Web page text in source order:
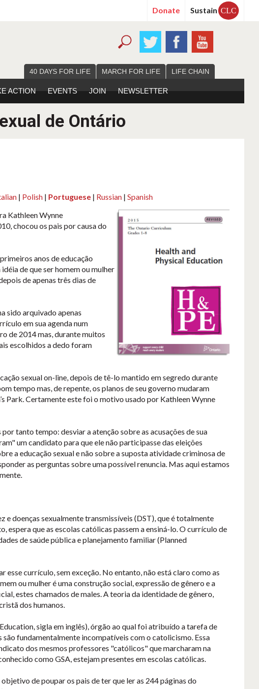
Donate Sustain CLC
40 DAYS FOR LIFE MARCH FOR LIFE LIFE CHAIN
ACTION EVENTS JOIN NEWSLETTER
de Ontário
| Polish| Portuguese| Russian| Spanish
Kathleen Wynne
chocou os pais por causa do
anos de educação
de que ser homem ou mulher
de apenas três dias de
sido arquivado apenas
em sua agenda num
de 2014 mas, durante muitos
escolhidos a dedo foram
sexual on-line, depois de tê-lo mantido em segredo durante
tempo mas, de repente, os planos de seu governo mudaram
Park. Certamente este foi o motivo usado por Kathleen Wynne
tanto tempo: desviar a atenção sobre as acusações de sua
um candidato para que ele não participasse das eleições
a educação sexual e não sobre a suposta atividade criminosa de
as perguntas sobre uma possível renuncia. Mas aqui estamos
doenças sexualmente transmissíveis (DST), que é totalmente
que as escolas católicas passem a ensiná-lo. O currículo de
de saúde pública e planejamento familiar (Planned
currículo, sem exceção. No entanto, não está claro como as
ou mulher é uma construção social, expressão de gênero e a
estes chamados de males. A teoria da identidade de gênero,
dos humanos.
sigla em inglês), órgão ao qual foi atribuído a tarefa de
são fundamentalmente incompatíveis com o catolicismo. Essa
dos mesmos professores "católicos" que marcharam na
como GSA, estejam presentes em escolas católicas.
de poupar os pais de ter que ler as 244 páginas do